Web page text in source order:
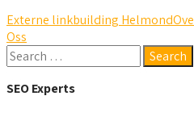
Externe linkbuilding Helmond
Oss
SEO Experts